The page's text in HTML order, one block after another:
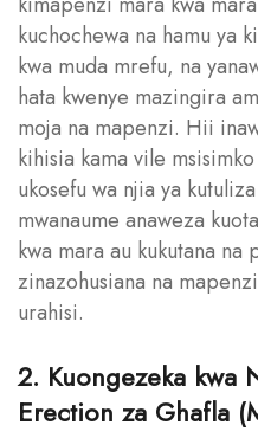
kuchochewa na hamu ya
kwa muda mrefu, na
hata kwenye mazingira
moja na mapenzi. Hii
kihisia kama vile
ukosefu wa njia ya
mwanaume anaweza
kwa mara au kukutana na
zinazohusiana na
urahisi.
2. Kuongezeka kwa
Erection za Ghafla